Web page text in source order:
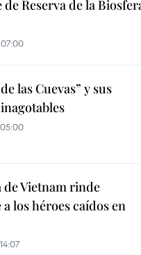
de Reserva de la
las Cuevas” y sus
de Vietnam rinde
los héroes caídos en